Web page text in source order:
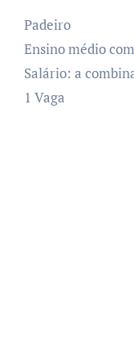
Padeiro
Ensino médio
Salário: a
1 Vaga